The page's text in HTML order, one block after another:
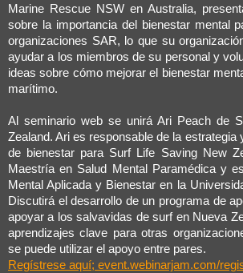
Marine Rescue NSW en Australia,
sobre la importancia del bienestar mental
organizaciones SAR, lo que su
ayudar a los miembros de su personal y
ideas sobre cómo mejorar el bienestar
marítimo.
Al seminario web se unirá Ari Peach de
Zealand. Ari es responsable de la estrategia
de bienestar para Surf Life Saving New
Maestría en Salud Mental Paramédica y
Mental Aplicada y Bienestar en la
Discutirá el desarrollo de un programa de
apoyar a los salvavidas de surf en Nueva
aprendizajes clave para otras
se puede utilizar el apoyo entre pares.
Regístrese aquí; event.webinarjam.com/